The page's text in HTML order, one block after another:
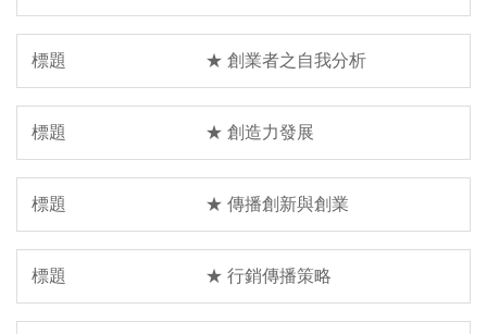
★ 創業者之自我分析
★ 創造力發展
★ 傳播創新與創業
★ 行銷傳播策略